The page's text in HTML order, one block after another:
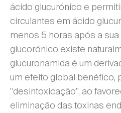
ácido glucurónico e
circulantes em ácido
menos 5 horas após a
glucorónico existe
glucuronamida é um
um efeito global benéfico,
"desintoxicação", ao
eliminação das toxinas